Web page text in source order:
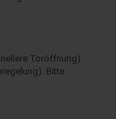
Toröffnung).
Bitte